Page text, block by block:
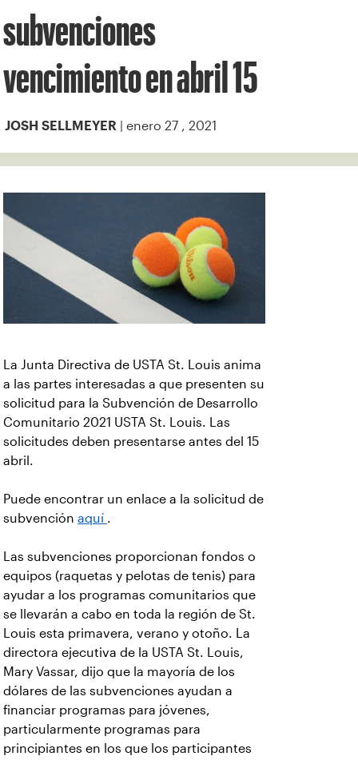
subvenciones
vencimiento en abril 15
JOSH SELLMEYER | enero 27 , 2021
La Junta Directiva de USTA St. Louis anima
a las partes interesadas a que presenten su
solicitud para la Subvención de Desarrollo
Comunitario 2021 USTA St. Louis. Las
solicitudes deben presentarse antes del 15
abril.
Puede encontrar un enlace a la solicitud de
subvención aquí .
Las subvenciones proporcionan fondos o
equipos (raquetas y pelotas de tenis) para
ayudar a los programas comunitarios que
se llevarán a cabo en toda la región de St.
Louis esta primavera, verano y otoño. La
directora ejecutiva de la USTA St. Louis,
Mary Vassar, dijo que la mayoría de los
dólares de las subvenciones ayudan a
financiar programas para jóvenes,
particularmente programas para
principiantes en los que los participantes